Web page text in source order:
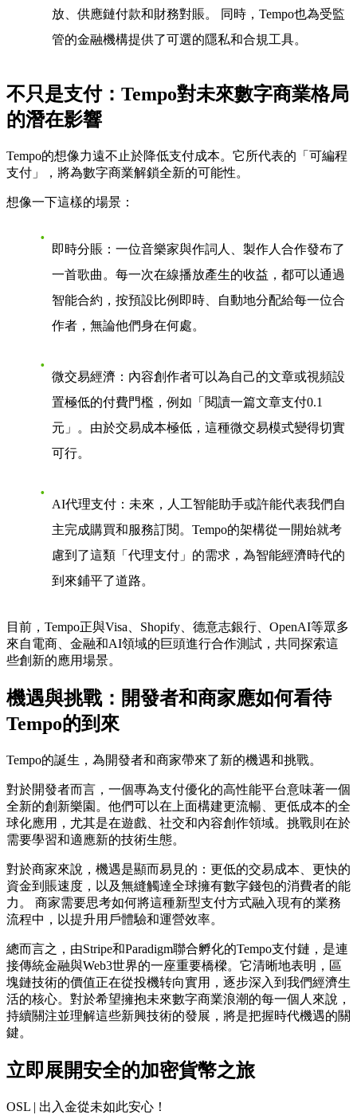
放、供應鏈付款和財務對賬。 同時，Tempo也為受監
管的金融機構提供了可選的隱私和合規工具。
不只是支付：Tempo對未來數字商業格局
的潛在影響
Tempo的想像力遠不止於降低支付成本。它所代表的「可編程
支付」，將為數字商業解鎖全新的可能性。
想像一下這樣的場景：
即時分賬 ：一位音樂家與作詞人、製作人合作發布了
一首歌曲。每一次在線播放產生的收益，都可以通過
智能合約，按預設比例即時、自動地分配給每一位合
作者，無論他們身在何處。
微交易經濟 ：內容創作者可以為自己的文章或視頻設
置極低的付費門檻，例如「閱讀一篇文章支付0.1
元」。由於交易成本極低，這種微交易模式變得切實
可行。
AI代理支付 ：未來，人工智能助手或許能代表我們自
主完成購買和服務訂閱。Tempo的架構從一開始就考
慮到了這類「代理支付」的需求，為智能經濟時代的
到來鋪平了道路。
目前，Tempo正與Visa、Shopify、德意志銀行、OpenAI等眾多
來自電商、金融和AI領域的巨頭進行合作測試，共同探索這
些創新的應用場景。
機遇與挑戰：開發者和商家應如何看待
Tempo的到來
Tempo的誕生，為開發者和商家帶來了新的機遇和挑戰。
對於開發者而言，一個專為支付優化的高性能平台意味著一個
全新的創新樂園。他們可以在上面構建更流暢、更低成本的全
球化應用，尤其是在遊戲、社交和內容創作領域。挑戰則在於
需要學習和適應新的技術生態。
對於商家來說，機遇是顯而易見的：更低的交易成本、更快的
資金到賬速度，以及無縫觸達全球擁有數字錢包的消費者的能
力。 商家需要思考如何將這種新型支付方式融入現有的業務
流程中，以提升用戶體驗和運營效率。
總而言之，由Stripe和Paradigm聯合孵化的Tempo支付鏈，是連
接傳統金融與Web3世界的一座重要橋樑。它清晰地表明，區
塊鏈技術的價值正在從投機转向實用，逐步深入到我們經濟生
活的核心。對於希望擁抱未來數字商業浪潮的每一個人來說，
持續關注並理解這些新興技術的發展，將是把握時代機遇的關
鍵。
立即展開安全的加密貨幣之旅
OSL | 出入金從未如此安心！